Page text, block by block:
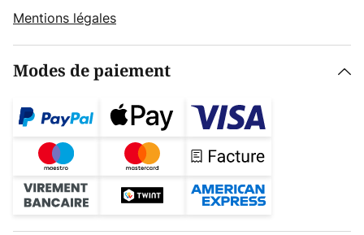
Mentions légales
Modes de paiement